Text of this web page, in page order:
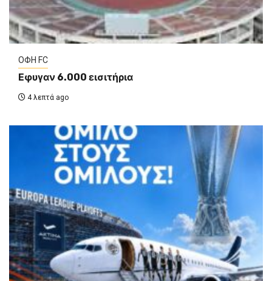
ΟΦΗ FC
Εφυγαν 6.000 εισιτήρια
4 λεπτά ago